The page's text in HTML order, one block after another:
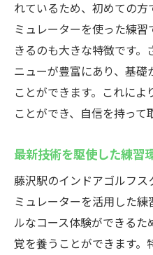
プロ仕様の設備
初心者大歓迎！藤沢
クールで手軽に練習
初心者でも安心
無料体験レッス
スムーズに技術を
インストラクタ
始めやすい費用
最新シミュレーター
ールウテミルでスキ
れているため、初めての
ミュレーターを使った練
きるのも大きな特徴です
ニューが豊富にあり、基礎
ことができます。これに
ことができ、自信を持って
最新技術を駆使した練習
藤沢駅のインドアゴルフ
ミュレーターを活用した
ルなコース体験ができる
覚を養うことができます